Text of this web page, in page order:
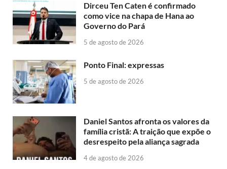
Dirceu Ten Caten é confirmado
como vice na chapa de Hana ao
Governo do Pará
5 de agosto de 2026
Ponto Final: expressas
5 de agosto de 2026
Daniel Santos afronta os valores da
família cristã: A traição que expõe o
desrespeito pela aliança sagrada
4 de agosto de 2026